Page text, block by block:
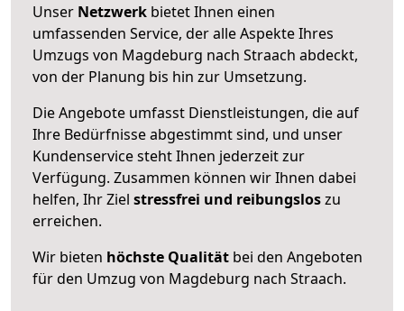
Unser Netzwerk bietet Ihnen einen
umfassenden Service, der alle Aspekte Ihres
Umzugs von Magdeburg nach Straach abdeckt,
von der Planung bis hin zur Umsetzung.
Die Angebote umfasst Dienstleistungen, die auf
Ihre Bedürfnisse abgestimmt sind, und unser
Kundenservice steht Ihnen jederzeit zur
Verfügung. Zusammen können wir Ihnen dabei
helfen, Ihr Ziel stressfrei und reibungsloszu
erreichen.
Wir bieten höchste Qualität bei den Angeboten
für den Umzug von Magdeburg nach Straach.